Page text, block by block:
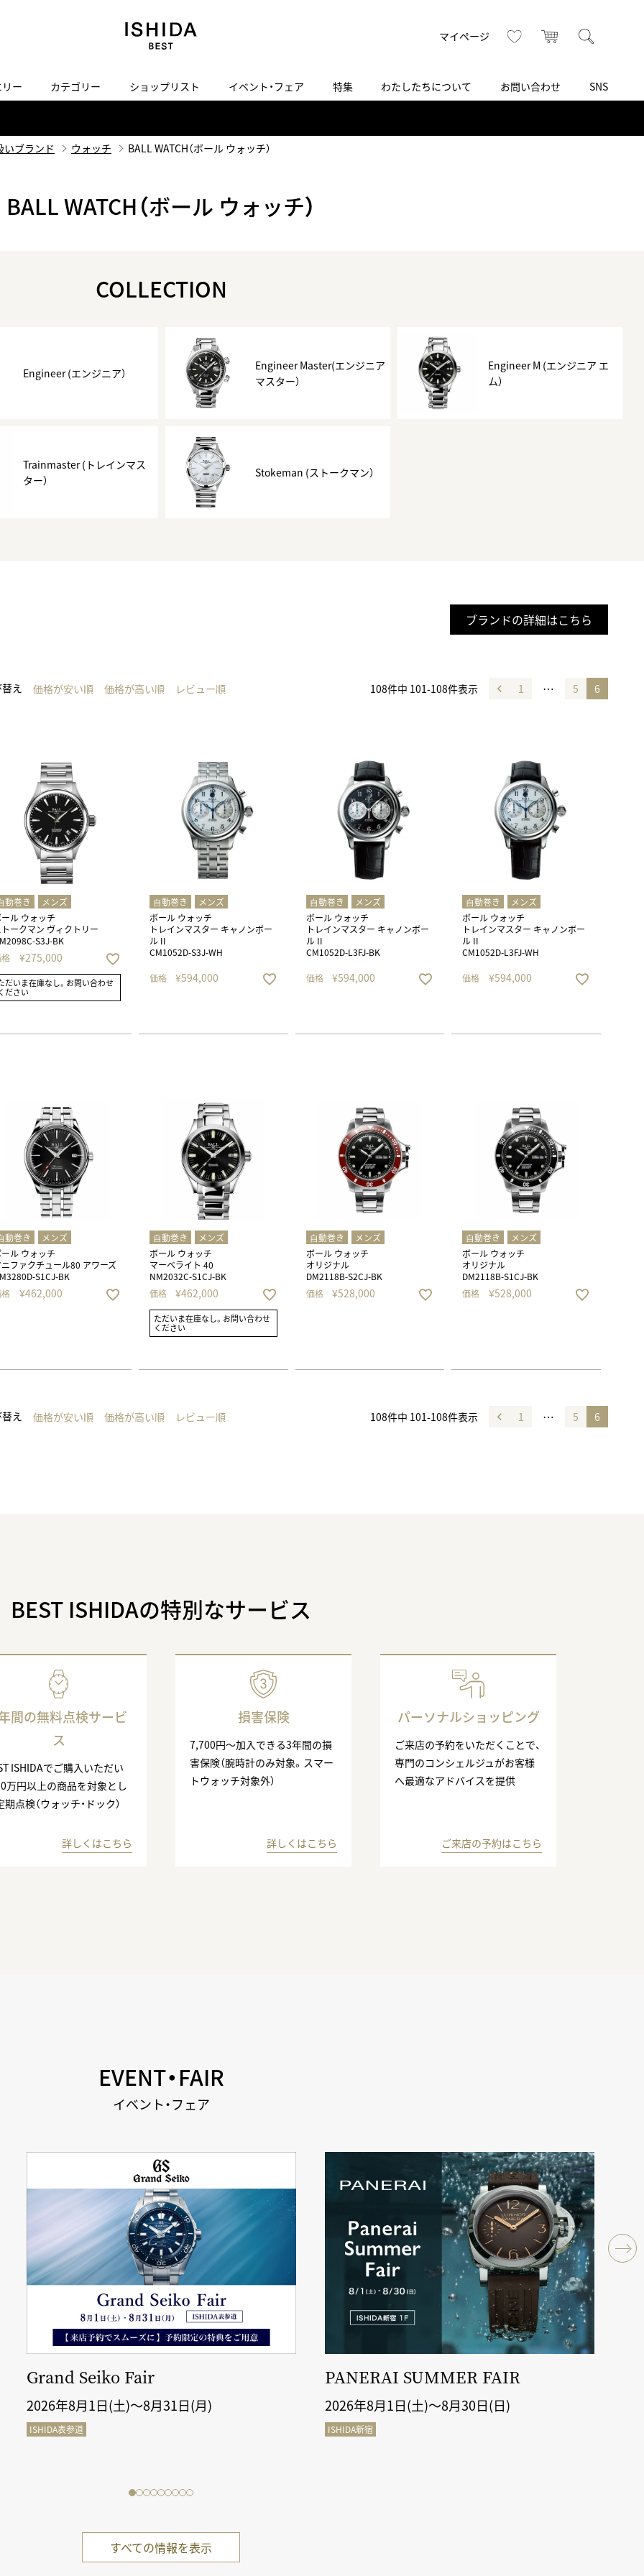
マイページ お気に入りカート
正規取り扱いブランド一覧はこちら
買取り・下取り・委託サービスについて
検索
ヴィンテージブランド一覧はこちら
ー カテゴリー
ヴィンテージブランド
ISHIDA SPECIAL EDITION
ショップリスト
ISHIDA表参道 ISHIDA N43°（札幌）
Luxury Time Lounge
ヒューリックスクエア札幌
ショップリスト一覧はこちら
イベント・フェア 特集 わたしたちについて
採用情報
お問い合わせ SNS
BLOG INSTAGRAM
いブランド ウォッチ BALL WATCH（ボール ウォッチ）
BALL WATCH（ボール ウォッチ）
COLLECTION
Engineer (エンジニア）
Engineer Master(エンジニア
マスター）
Engineer M (エンジニア エ
ム）
Trainmaster (トレインマス
ター）
Stokeman (ストークマン）
ブランドの詳細はこちら
え 価格が安い順 価格が高い順 レビュー順 108件中 101-108件表示 1 … 5 6
動巻き
メンズ
ル ウォッチ
ークマン ヴィクトリー
S3J-BK
¥275,000
だいま在庫なし。お問い合わせ
ださい
⾃動巻き
メンズ
ボール ウォッチ
トレインマスター キャノンボー
ル II
CM1052D-S3J-WH
価格
¥594,000
⾃動巻き
メンズ
ボール ウォッチ
トレインマスター キャノンボー
ル II
CM1052D-L3FJ-BK
価格
¥594,000
⾃動巻き
メンズ
ボール ウォッチ
トレインマスター キャノンボー
ル II
CM1052D-L3FJ-WH
価格
¥594,000
動巻き
メンズ
ル ウォッチ
ファクチュール80 アワーズ
S1CJ-BK
¥462,000
⾃動巻き
メンズ
ボール ウォッチ
マーベライト 40
NM2032C-S1CJ-BK
価格
¥462,000
ただいま在庫なし。お問い合わせ
ください
⾃動巻き
メンズ
ボール ウォッチ
オリジナル
DM2118B-S2CJ-BK
価格
¥528,000
⾃動巻き
メンズ
ボール ウォッチ
オリジナル
DM2118B-S1CJ-BK
価格
¥528,000
え 価格が安い順 価格が高い順 レビュー順 108件中 101-108件表示 1 … 5 6
BEST ISHIDAの特別なサービス
間の無料点検サービ
ス
ISHIDAでご購入いただい
万円以上の商品を対象とし
期点検（ウォッチ・ドック）
詳しくはこちら
損害保険
7,700円〜加入できる3年間の損
害保険（腕時計のみ対象。スマー
トウォッチ対象外）
詳しくはこちら
パーソナルショッピング
ご来店の予約をいただくことで、
専門のコンシェルジュがお客様
へ最適なアドバイスを提供
ご来店の予約はこちら
EVENT・FAIR
イベント・フェア
Grand Seiko Fair
2026年8月1日(土)～8月31日(月)
ISHIDA表参道
PANERAI SUMMER FAIR
2026年8月1日(土)～8月30日(日)
ISHIDA新宿
すべての情報を表示
へ